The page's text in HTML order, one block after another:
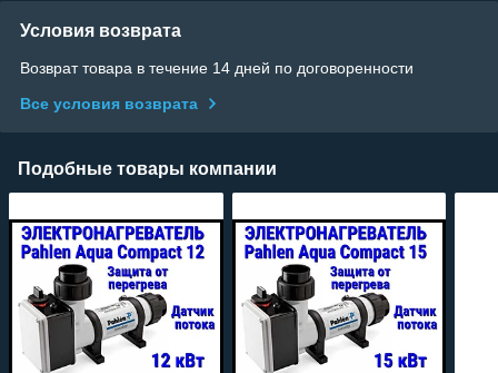
Условия возврата
Возврат товара в течение 14 дней по договоренности
Все условия возврата
Подобные товары компании